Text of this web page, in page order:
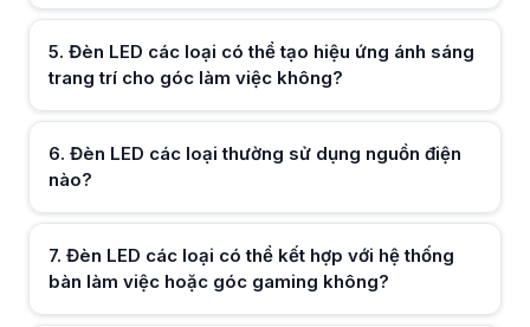
Hữu ích (0)
Hữu ích (0)
5. Đèn LED các loại có thể tạo hiệu ứng ánh sáng
trang trí cho góc làm việc không?
Hữu ích (0)
6. Đèn LED các loại thường sử dụng nguồn điện
nào?
7. Đèn LED các loại có thể kết hợp với hệ thống
bàn làm việc hoặc góc gaming không?